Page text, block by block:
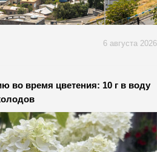
6 августа 2026
во время цветения: 10 г в воду